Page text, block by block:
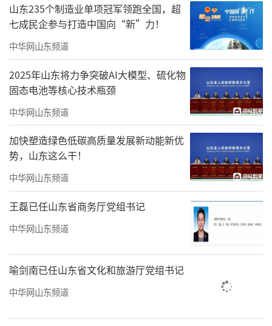
山东235个制造业单项冠军领跑全国，超
七成民企参与打造中国向“新”力！
中华网山东频道
2025年山东将力争突破AI大模型、硫化物
固态电池等核心技术瓶颈
中华网山东频道
加快塑造绿色低碳高质量发展新动能新优
势，山东这么干！
中华网山东频道
王磊已任山东省商务厅党组书记
中华网山东频道
喻剑南已任山东省文化和旅游厅党组书记
中华网山东频道